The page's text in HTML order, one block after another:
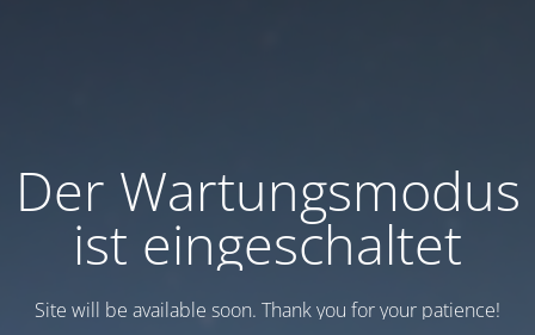
Der Wartungsmodus
ist eingeschaltet
Site will be available soon. Thank you for your patience!